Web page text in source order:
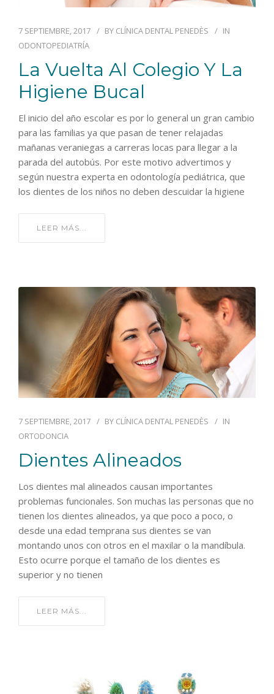
7 SEPTIEMBRE, 2017 BY CLÍNICA DENTAL PENEDÈS
IN
ODONTOPEDIATRÍA
La Vuelta Al Colegio Y La
Higiene Bucal
El inicio del año escolar es por lo general un gran cambio
para las familias ya que pasan de tener relajadas
mañanas veraniegas a carreras locas para llegar a la
parada del autobús. Por este motivo advertimos y
según nuestra experta en odontología pediátrica, que
los dientes de los niños no deben descuidar la higiene
LEER MÁS...
7 SEPTIEMBRE, 2017 BY CLÍNICA DENTAL PENEDÈS
IN
ORTODONCIA
Dientes Alineados
Los dientes mal alineados causan importantes
problemas funcionales. Son muchas las personas que no
tienen los dientes alineados, ya que poco a poco, o
desde una edad temprana sus dientes se van
montando unos con otros en el maxilar o la mandíbula.
Esto ocurre porque el tamaño de los dientes es
superior y no tienen
LEER MÁS...